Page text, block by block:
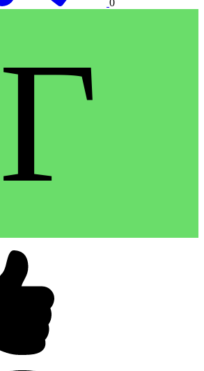
0
Г